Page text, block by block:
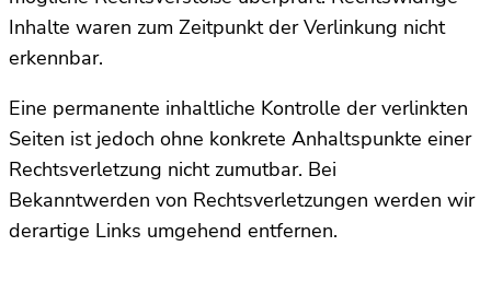
Inhalte waren zum Zeitpunkt der Verlinkung nicht
erkennbar.
Eine permanente inhaltliche Kontrolle der verlinkten
Seiten ist jedoch ohne konkrete Anhaltspunkte einer
Rechtsverletzung nicht zumutbar. Bei
Bekanntwerden von Rechtsverletzungen werden wir
derartige Links umgehend entfernen.